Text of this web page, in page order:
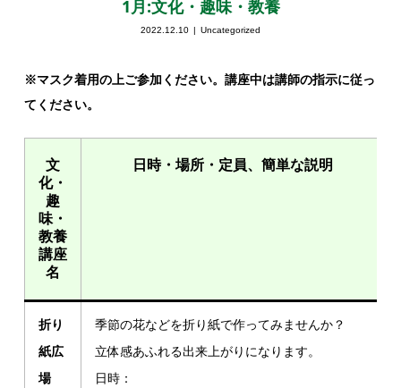
1月:文化・趣味・教養
2022.12.10 Uncategorized
※マスク着用の上ご参加ください。講座中は講師の指示に従っ
てください。
文
化・
趣
味・
教養
講座
名
日時・場所・定員、簡単な説明
折り
紙広
場
季節の花などを折り紙で作ってみませんか？
立体感あふれる出来上がりになります。
日時：